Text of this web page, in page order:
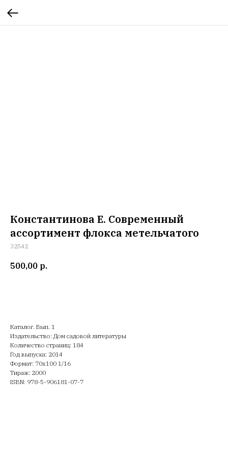
Константинова Е. Современный
ассортимент флокса метельчатого
32542
500,00 р.
Каталог. Вып. 1
Издательство: Дом садовой литературы
Количество страниц: 184
Год выпуска: 2014
Формат: 70х100 1/16
Тираж: 2000
ISBN: 978-5-906181-07-7